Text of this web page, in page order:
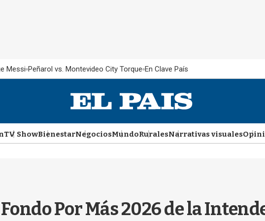
Messi Peñarol vs. Montevideo City Torque En Clave País
TV ShowBienestarNegociosMundoRuralesNarrativas visuales
Por Más 2026 de la